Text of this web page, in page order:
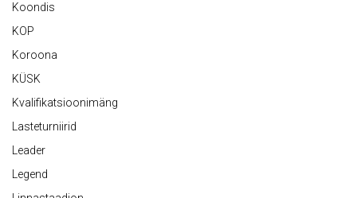
Koondis
KOP
Koroona
KÜSK
Kvalifikatsioonimäng
Lasteturniirid
Leader
Legend